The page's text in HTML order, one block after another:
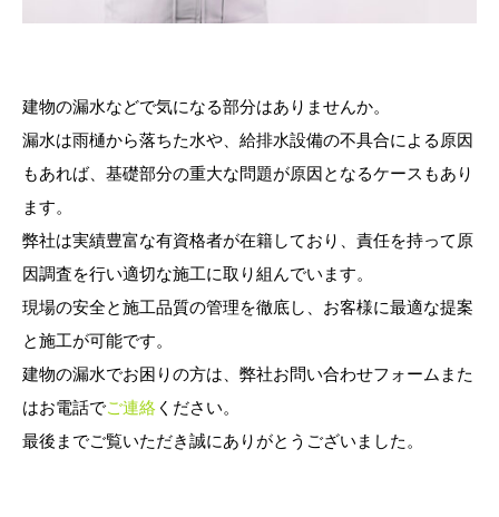
建物の漏水などで気になる部分はありませんか。
漏水は雨樋から落ちた水や、給排水設備の不具合による原因
もあれば、基礎部分の重大な問題が原因となるケースもあり
ます。
弊社は実績豊富な有資格者が在籍しており、責任を持って原
因調査を行い適切な施工に取り組んでいます。
現場の安全と施工品質の管理を徹底し、お客様に最適な提案
と施工が可能です。
建物の漏水でお困りの方は、弊社お問い合わせフォームまた
はお電話でご連絡 ください。
最後までご覧いただき誠にありがとうございました。